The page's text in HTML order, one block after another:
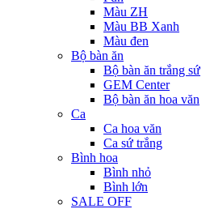
Màu ZH
Màu BB Xanh
Màu đen
Bộ bàn ăn
Bộ bàn ăn trắng sứ
GEM Center
Bộ bàn ăn hoa văn
Ca
Ca hoa văn
Ca sứ trắng
Bình hoa
Bình nhỏ
Bình lớn
SALE OFF